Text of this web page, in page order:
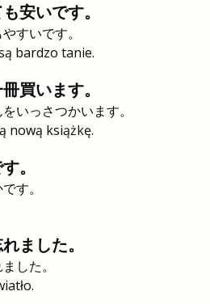
安いです。
すいです。
bardzo tanie.
買います。
いっさつかいます。
nową książkę.
。
す。
ました。
した。